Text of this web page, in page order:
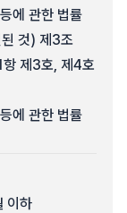
에 관한 법률
것) 제3조
제3호, 제4호
에 관한 법률
이하